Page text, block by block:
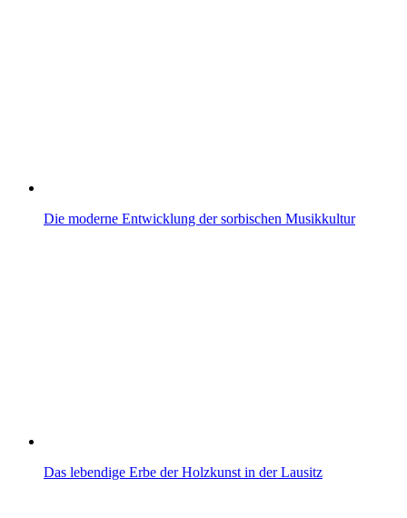
Die moderne Entwicklung der sorbischen Musikkultur
Das lebendige Erbe der Holzkunst in der Lausitz